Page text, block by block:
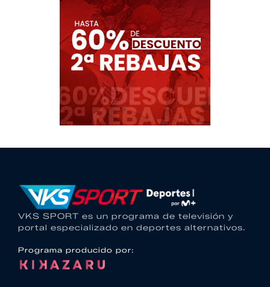
VKS SPORT es un programa de televisión y
portal especializado en deportes alternativos.
Programa producido por: